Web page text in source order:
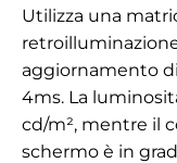
Utilizza una
aggiornamento
4ms. La
cd/m², mentre il
schermo è in